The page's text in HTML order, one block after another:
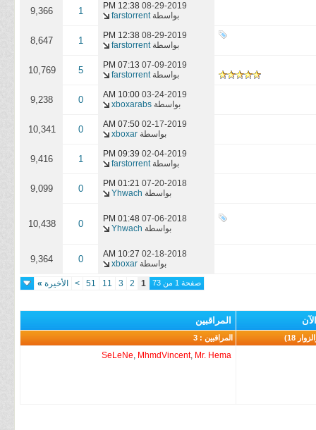
08-29-2019
12:38 PM
بواسطةfarstorrent
1
9,366
08-29-2019
12:38 PM
بواسطةfarstorrent
1
8,647
07-09-2019
07:13 PM
بواسطةfarstorrent
5
10,769
03-24-2019
10:00 AM
بواسطة xboxarabs
0
9,238
02-17-2019
07:50 AM
بواسطة xboxar
0
10,341
02-04-2019
09:39 PM
بواسطةfarstorrent
1
9,416
07-20-2018
01:21 PM
بواسطة Yhwach
0
9,099
07-06-2018
01:48 PM
بواسطة Yhwach
0
10,438
02-18-2018
10:27 AM
بواسطة xboxar
0
9,364
صفحة 1 من 73 1
2
3
11
51
> الأخيرة »
المراقبين
المراقبين : 3
SeLeNe, MhmdVincent, Mr. Hema